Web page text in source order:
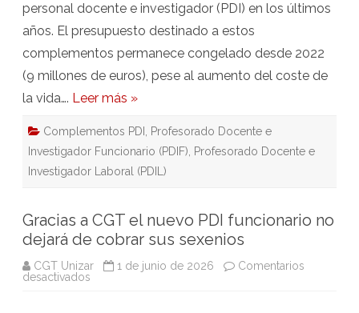
personal docente e investigador (PDI) en los últimos
años. El presupuesto destinado a estos
complementos permanece congelado desde 2022
(9 millones de euros), pese al aumento del coste de
la vida…. Leer más »
Complementos PDI
Profesorado Docente e
Investigador Funcionario (PDIF)
Profesorado Docente e
Investigador Laboral (PDIL)
Gracias a CGT el nuevo PDI funcionario no
dejará de cobrar sus sexenios
CGT Unizar 1 de junio de 2026
Comentarios
desactivados